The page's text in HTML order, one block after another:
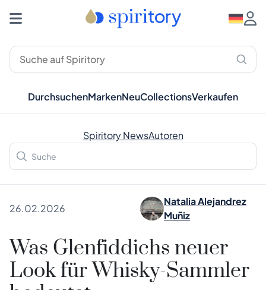
DurchsuchenMarkenNeuCollectionsVerkaufen
Spiritory NewsAutoren
26.02.2026
Natalia Alejandrez
Muñiz
Was Glenfiddichs neuer
Look für Whisky-Sammler